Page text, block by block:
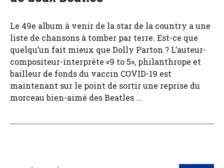
Le 49e album à venir de la star de la country a une
liste de chansons à tomber par terre. Est-ce que
quelqu’un fait mieux que Dolly Parton ? L’auteur-
compositeur-interprète «9 to 5», philanthrope et
bailleur de fonds du vaccin COVID-19 est
maintenant sur le point de sortir une reprise du
morceau bien-aimé des Beatles ...